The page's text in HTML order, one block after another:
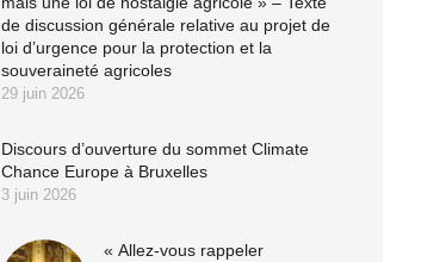
de discussion générale relative au projet de
loi d’urgence pour la protection et la
souveraineté agricoles
29 juin 2026
Discours d’ouverture du sommet Climate
Chance Europe à Bruxelles
3 juin 2026
« Allez-vous rappeler